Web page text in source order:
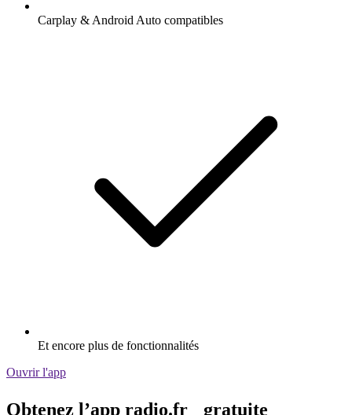
Carplay & Android Auto compatibles
Et encore plus de fonctionnalités
Ouvrir l'app
Obtenez l’app radio.fr gratuite